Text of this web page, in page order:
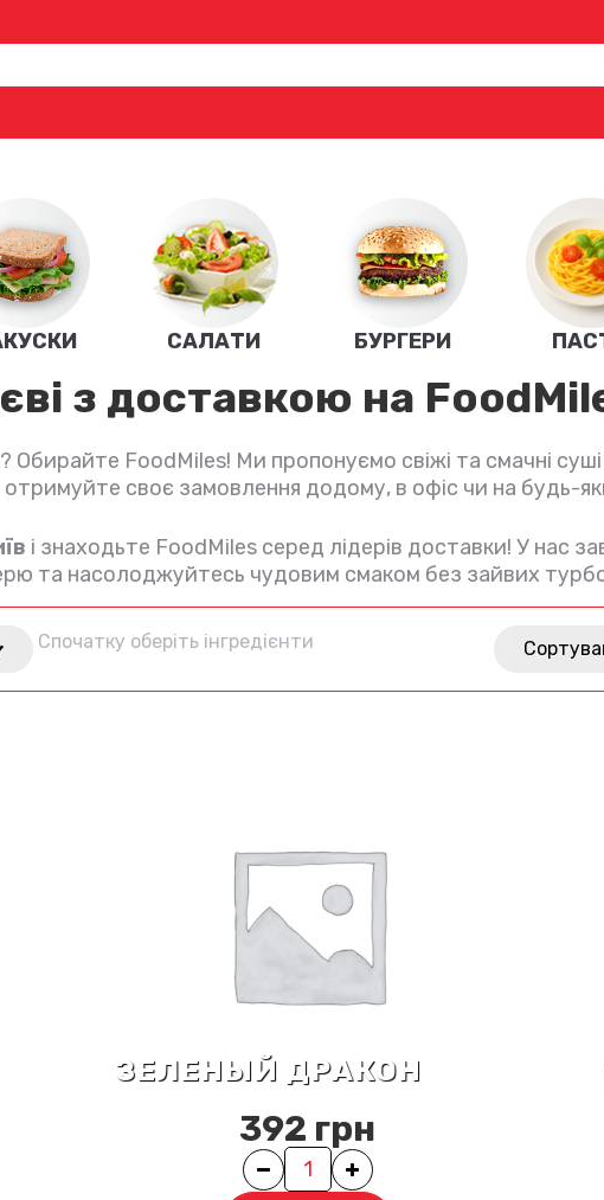
САЛАТИ БУРГЕРИ
з доставкою на
FoodMiles! Ми пропонуємо свіжі та смачні суші з
своє замовлення додому, в офіс чи на будь-
і знаходьте FoodMiles серед лідерів доставки! У нас
та насолоджуйтесь чудовим смаком без зайвих
Спочатку оберіть інгредієнти
ЗЕЛЕНЫЙ ДРАКОН
392 грн
Quantity